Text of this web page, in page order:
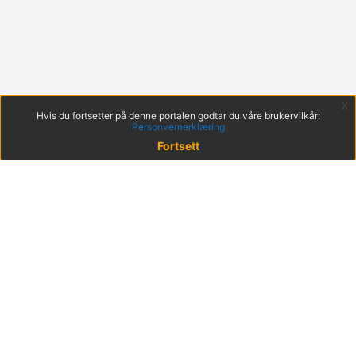
Hvis du fortsetter på denne portalen godtar du våre brukervilkår:
Personvernerklæring
Fortsett
x